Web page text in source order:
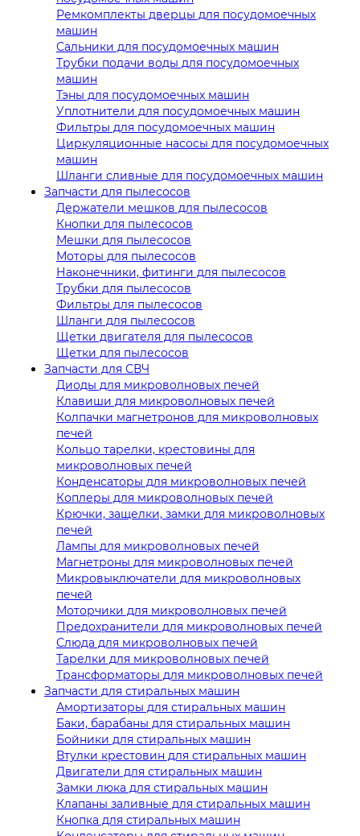
Ремкомплекты дверцы для посудомоечных
машин
Сальники для посудомоечных машин
Трубки подачи воды для посудомоечных
машин
Тэны для посудомоечных машин
Уплотнители для посудомоечных машин
Фильтры для посудомоечных машин
Циркуляционные насосы для посудомоечных
машин
Шланги сливные для посудомоечных машин
Запчасти для пылесосов
Держатели мешков для пылесосов
Кнопки для пылесосов
Мешки для пылесосов
Моторы для пылесосов
Наконечники, фитинги для пылесосов
Трубки для пылесосов
Фильтры для пылесосов
Шланги для пылесосов
Щетки двигателя для пылесосов
Щетки для пылесосов
Запчасти для СВЧ
Диоды для микроволновых печей
Клавиши для микроволновых печей
Колпачки магнетронов для микроволновых
печей
Кольцо тарелки, крестовины для
микроволновых печей
Конденсаторы для микроволновых печей
Коплеры для микроволновых печей
Крючки, защелки, замки для микроволновых
печей
Лампы для микроволновых печей
Магнетроны для микроволновых печей
Микровыключатели для микроволновых
печей
Моторчики для микроволновых печей
Предохранители для микроволновых печей
Слюда для микроволновых печей
Тарелки для микроволновых печей
Трансформаторы для микроволновых печей
Запчасти для стиральных машин
Амортизаторы для стиральных машин
Баки, барабаны для стиральных машин
Бойники для стиральных машин
Втулки крестовин для стиральных машин
Двигатели для стиральных машин
Замки люка для стиральных машин
Клапаны заливные для стиральных машин
Кнопка для стиральных машин